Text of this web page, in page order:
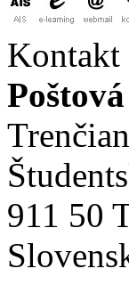
Kontakt
911 50